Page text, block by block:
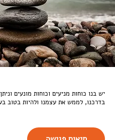
יש בנו כוחות מניעים וכוחות מונעים
בדרכנו, לממש את עצמנו ולהיות בטוב